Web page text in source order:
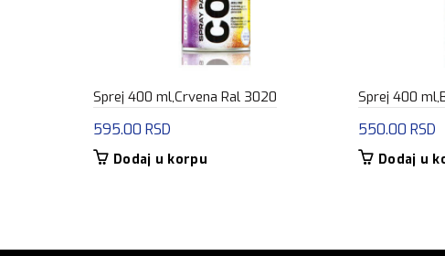
Sprej 400 ml,Crvena Ral 3020
595.00 RSD
Dodaj u korpu
Sprej 400
550.00 RSD
Dodaj u